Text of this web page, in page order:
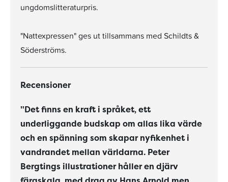
ungdomslitteraturpris.
"Nattexpressen" ges ut tillsammans med Schildts &
Söderströms.
Recensioner
"Det finns en kraft i språket, ett
underliggande budskap om allas lika värde
och en spänning som skapar nyfikenhet i
vandrandet mellan världarna. Peter
Bergtings illustrationer håller en djärv